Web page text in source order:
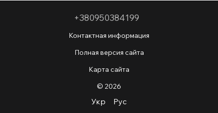
+380950384199
Контактная информация
Полная версия сайта
Карта сайта
© 2026
Укр Рус